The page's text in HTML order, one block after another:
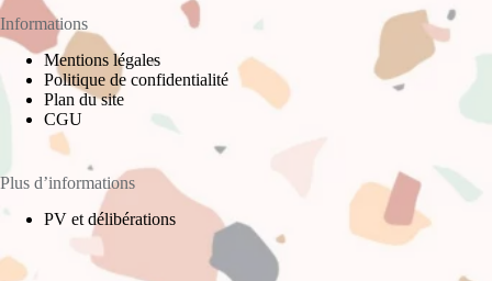
Informations
Mentions légales
Politique de confidentialité
Plan du site
CGU
Plus d’informations
PV et délibérations